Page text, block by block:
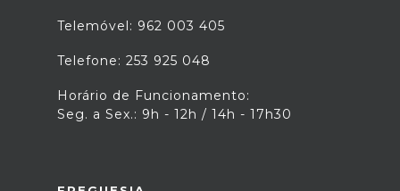
Telemóvel: 962 003 405
Telefone: 253 925 048
Horário de Funcionamento:
Seg. a Sex.: 9h - 12h / 14h - 17h30